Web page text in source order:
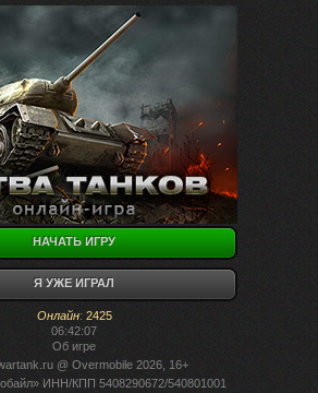
НАЧАТЬ ИГРУ
Я УЖЕ ИГРАЛ
Онлайн: 2425
06:42:07
Об игре
@ Overmobile 2026, 16+
ИНН/КПП 5408290672/540801001